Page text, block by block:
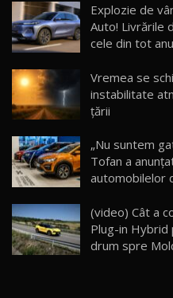
16
AutoBlogMD
13:10
17
30:08
Noul Geely
AutoBlog.MD
23:36
20
Noul ZEEKR
29:08
Explozie de
Auto! Livrările
cele din tot
Vremea se
instabilitate
țării
„Nu suntem
Tofan a
automobilelor
(video) Cât a
Plug-in Hybrid
drum spre